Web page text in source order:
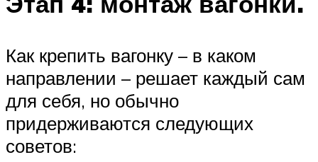
Как крепить вагонку – в каком
направлении – решает каждый сам
для себя, но обычно
придерживаются следующих
советов: